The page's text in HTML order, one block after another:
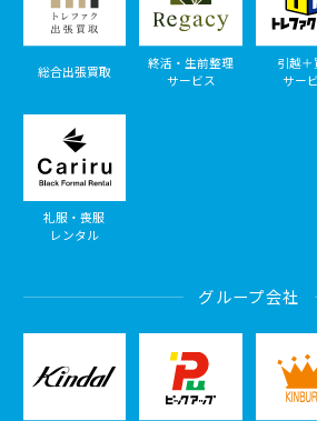
総合出張買取
終活・生前整理
サービス
引越＋
サー
礼服・喪服
レンタル
グループ会社